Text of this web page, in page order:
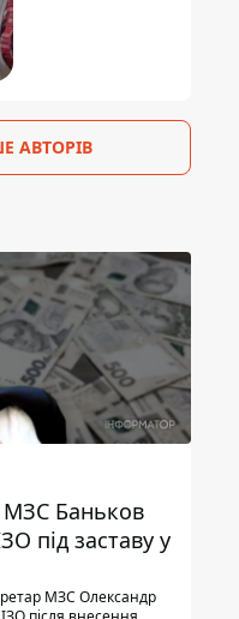
АВТОРІВ
МЗС Баньков
під заставу у
МЗС Олександр